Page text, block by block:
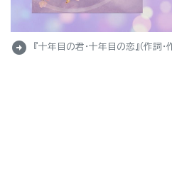
arrow_circle_right 『十年目の君・十年目の恋』（作詞・